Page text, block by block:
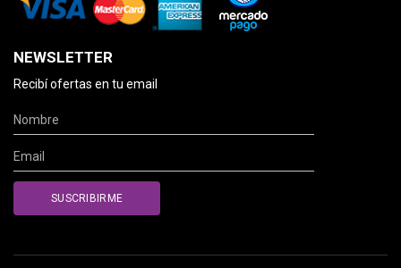
NEWSLETTER
Recibí ofertas en tu email